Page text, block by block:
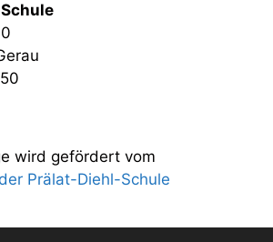
wird gefördert vom
Prälat-Diehl-Schule